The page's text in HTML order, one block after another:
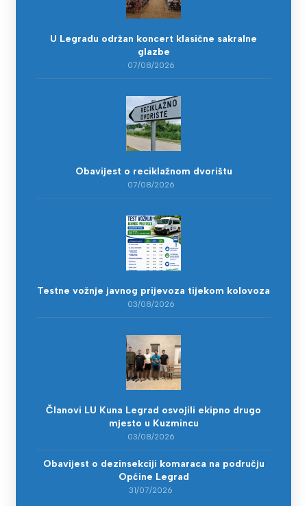
U Legradu održan koncert klasične sakralne
glazbe
07/08/2026
Obavijest o reciklažnom dvorištu
07/08/2026
Testne vožnje javnog prijevoza tijekom kolovoza
03/08/2026
Članovi LU Kuna Legrad osvojili ekipno drugo
mjesto u Kuzmincu
03/08/2026
Obavijest o dezinsekciji komaraca na području
Općine Legrad
31/07/2026